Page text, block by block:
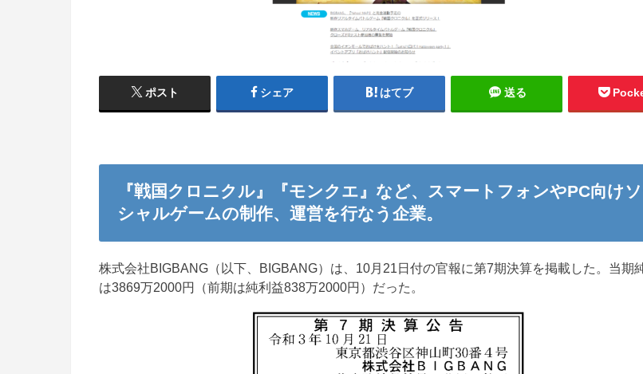
ポスト シェア はてブ 送る
『戦国クロニクル』『モンクエ』など、スマートフォンやPC向け
シャルゲームの制作、運営を行なう企業。
株式会社BIGBANG（以下、BIGBANG）は、10月21日付の官報に第7期決算を掲載した。当期
は3869万2000円（前期は純利益838万2000円）だった。